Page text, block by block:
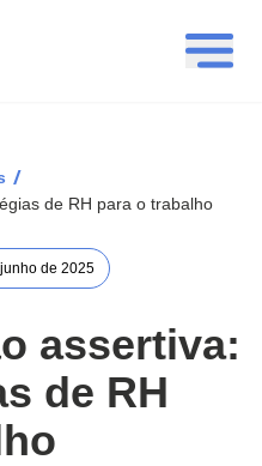
/
de RH para o trabalho
de 2025
assertiva:
de RH